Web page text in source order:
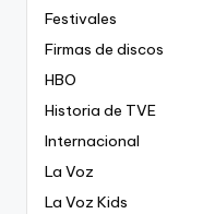
Festivales
Firmas de discos
HBO
Historia de TVE
Internacional
La Voz
La Voz Kids